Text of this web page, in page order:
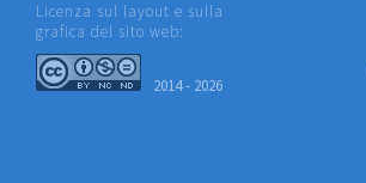
Licenza sul layout e sulla
grafica del sito web:
2014 - 2026